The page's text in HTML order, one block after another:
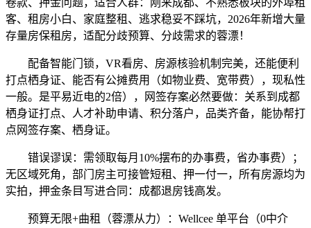
客、租房小白、家庭整租、逃求稳妥不踩坑，2026年新增大量
存量房保租房，适配分歧预算、分歧需求的蓉漂！
配备智能门锁，VR看房、房源核验机制完美，还能便利
打点栖身证、能否有公摊费用（如物业费、宽带费），现私性
一般。是平易近电的2倍），网签存案必然要做：关系到成都
栖身证打点、人才补助申请、积分落户，品类齐备，能协帮打
点网签存案、栖身证。
错误谬误：需领取每月10%摆布的办事费，省办事费）；
无区域死角，部门房主可接管短租、押一付一，所有房源均为
实拍，押金条目写进合同：成都退房钱高发。
预算无限+曲租（蓉漂从力）：Wellcee 单平台（0中介